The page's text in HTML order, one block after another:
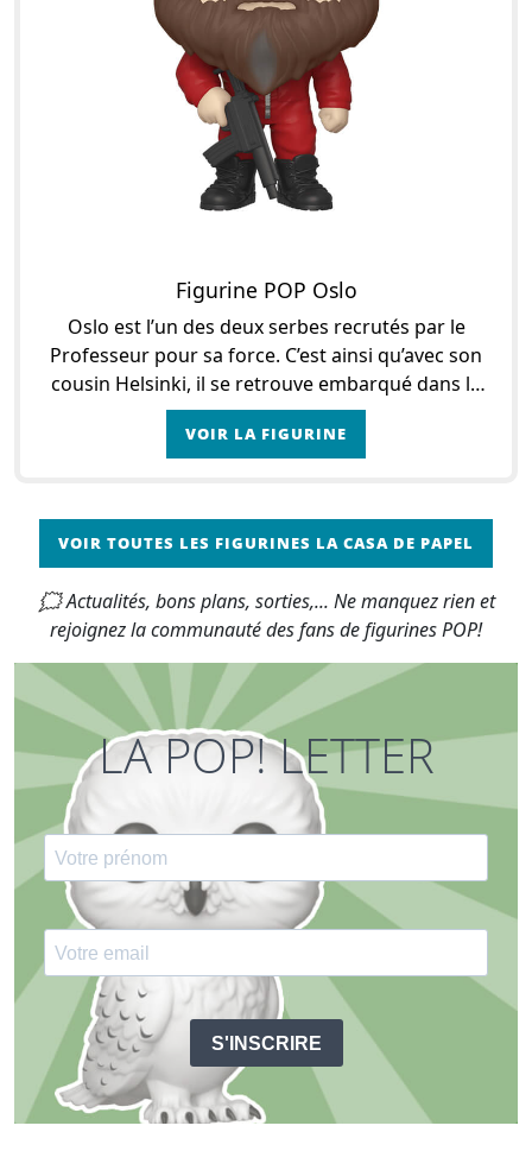
Figurine POP Oslo
Oslo est l’un des deux serbes recrutés par le
Professeur pour sa force. C’est ainsi qu’avec son
cousin Helsinki, il se retrouve embarqué dans le
braquage. Né en Serbie, Oslo a un passé assez
VOIR LA FIGURINE
VOIR TOUTES LES FIGURINES LA CASA DE PAPEL
🗯 Actualités, bons plans, sorties,... Ne manquez rien et
rejoignez la communauté des fans de figurines POP!
LA POP! LETTER
S'INSCRIRE